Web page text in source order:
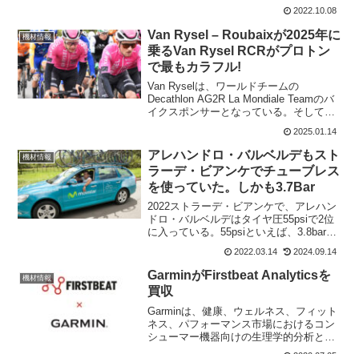
味がある。今回のSpeedmax CF SLX
Hawaii LTDは、コナのアイアンマンに向
けて用意されたTTバイクで100台...
2022.10.08
機材情報
Van Rysel – Roubaixが2025年に
乗るVan Rysel RCRがプロトン
で最もカラフル!
Van Ryselは、ワールドチームの
Decathlon AG2R La Mondiale Teamのバ
イクスポンサーとなっている。そして、
Van Ryselは、コンチネンタルチームVan
Rysel - Roubaixのバイクスポンサーで...
2025.01.14
機材情報
アレハンドロ・バルベルデもスト
ラーデ・ビアンケでチューブレス
を使っていた。しかも3.7Bar
2022ストラーデ・ビアンケで、アレハン
ドロ・バルベルデはタイヤ圧55psiで2位
に入っている。55psiといえば、3.8bar程
度で、かなり空気圧は低いと思われる。
だが、アレハンドロ・バルベルデは、引
退する前の最後のストラーデ・ビアンケ
で...
2022.03.14 2024.09.14
機材情報
GarminがFirstbeat Analyticsを
買収
Garminは、健康、ウェルネス、フィット
ネス、パフォーマンス市場におけるコン
シューマー機器向けの生理学的分析とメ
トリクスを提供する非公開企業、